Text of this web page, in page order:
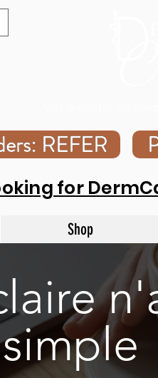
REFER
for
Shop